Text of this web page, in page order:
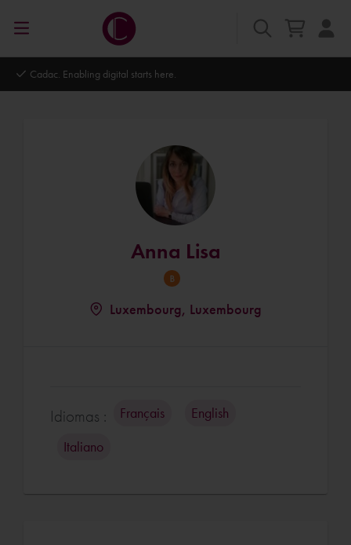
Cadac. Enabling digital starts here.
Anna Lisa
Luxembourg, Luxembourg
Idiomas : Français English
Italiano